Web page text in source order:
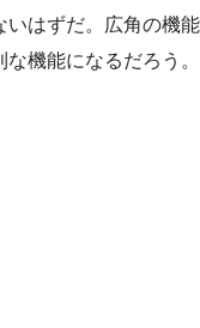
いはずだ。広角の機能
機能になるだろう。